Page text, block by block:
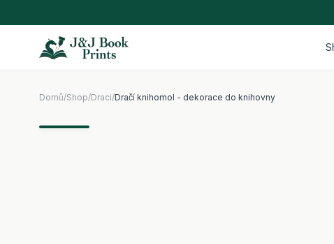
Domů/Shop/Draci/Dračí knihomol - dekorace do knihovny